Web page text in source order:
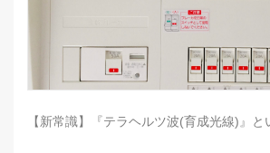
【新常識】『テラヘルツ波(育成光線)』